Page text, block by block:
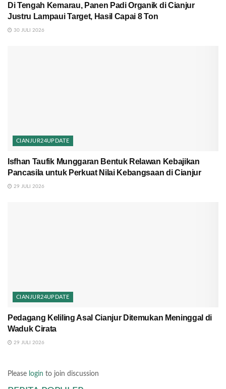
Di Tengah Kemarau, Panen Padi Organik di Cianjur
Justru Lampaui Target, Hasil Capai 8 Ton
30 JULI 2026
CIANJUR24UPDATE
Isfhan Taufik Munggaran Bentuk Relawan Kebajikan
Pancasila untuk Perkuat Nilai Kebangsaan di Cianjur
29 JULI 2026
CIANJUR24UPDATE
Pedagang Keliling Asal Cianjur Ditemukan Meninggal di
Waduk Cirata
29 JULI 2026
Please login to join discussion